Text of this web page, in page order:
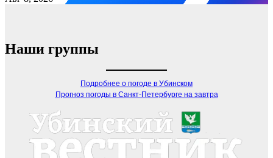
Наши группы
Подробнее о погоде в Убинском
Прогноз погоды в Санкт-Петербурге на завтра